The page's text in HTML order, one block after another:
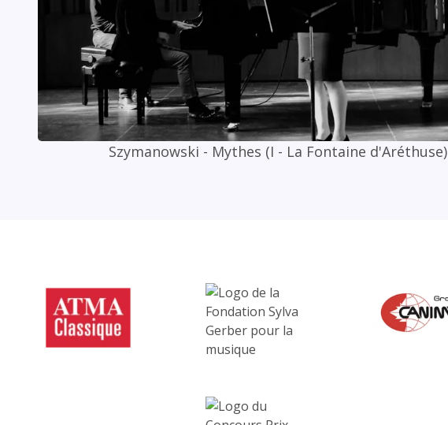
Szymanowski - Mythes (I - La Fontaine d'Aréthuse)